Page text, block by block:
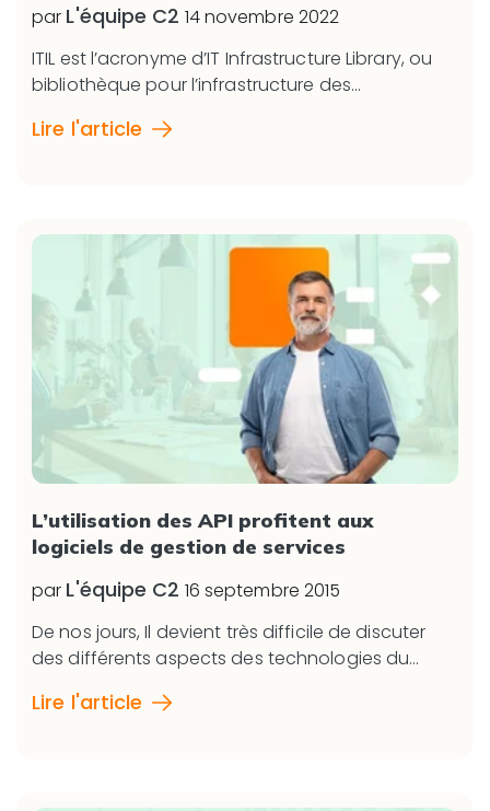
par L'équipe C2 14 novembre 2022
ITIL est l’acronyme d’IT Infrastructure Library, ou
bibliothèque pour l’infrastructure des...
Lire l'article
L’utilisation des API profitent aux
logiciels de gestion de services
par L'équipe C2 16 septembre 2015
De nos jours, Il devient très difficile de discuter
des différents aspects des technologies du...
Lire l'article